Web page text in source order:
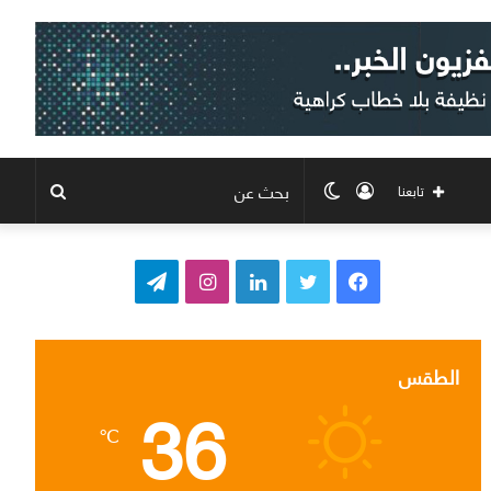
الوضع
المظلم
تسجيل
الدخول
تابعنا
ف
ب
و
ق
ت
ر
الطقس 36
℃